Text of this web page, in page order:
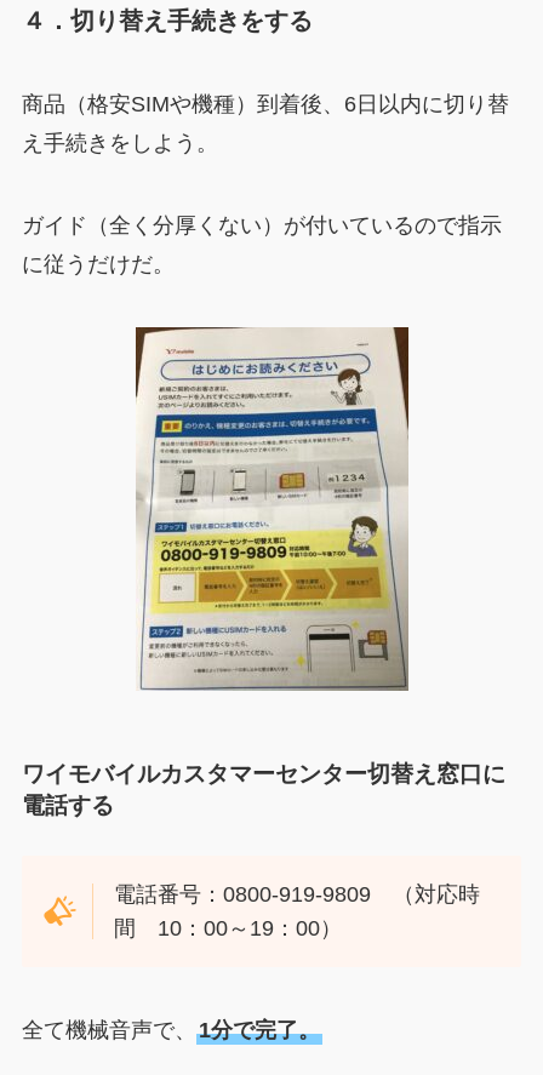
４．切り替え手続きをする
商品（格安SIMや機種）到着後、6日以内に切り替
え手続きをしよう。
ガイド（全く分厚くない）が付いているので指示
に従うだけだ。
ワイモバイルカスタマーセンター切替え窓口に
電話する
電話番号：0800-919-9809 （対応時
間 10：00～19：00）
全て機械音声で、 1分で完了。